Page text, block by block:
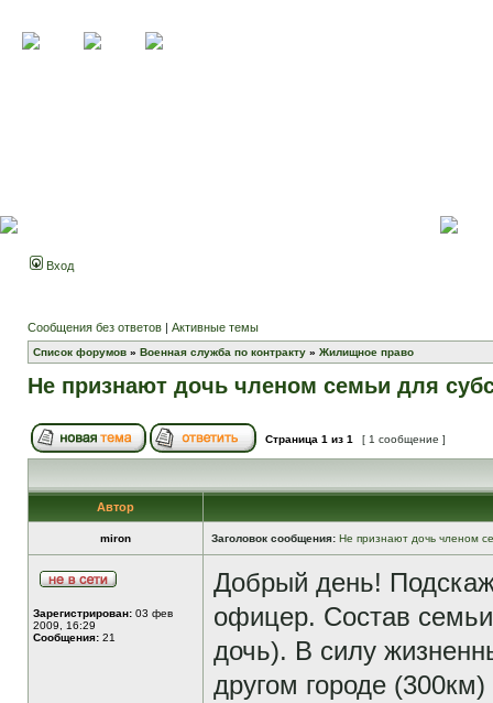
Вход
Сообщения без ответов | Активные темы
Список форумов » Военная служба по контракту » Жилищное право
Не признают дочь членом семьи для
Страница 1 из 1 [ 1 сообщение ]
Автор
miron Заголовок сообщения: Не признают дочь членом
Зарегистрирован: 03 фев
2009, 16:29
Сообщения: 21
Добрый день!
офицер. Состав
дочь). В силу
другом городе